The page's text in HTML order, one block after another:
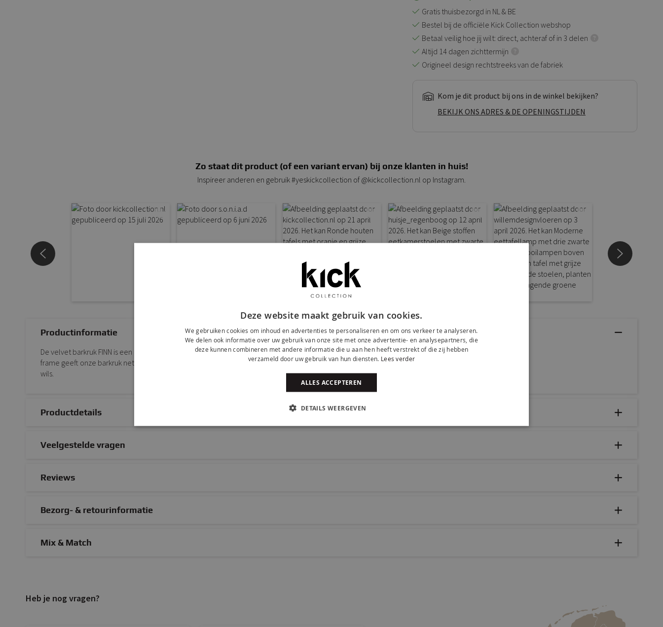
Gratis thuisbezorgd in NL & BE
Bestel bij de officiële Kick Collection webshop
Betaal veilig hoe jij wilt: direct, achteraf of in 3 delen
Altijd 14 dagen zichttermijn
Origineel design rechtstreeks van de fabriek
Kom je dit product bij ons in de winkel bekijken?
BEKIJK ONS ADRES & DE OPENINGSTIJDEN
Zo staat dit product (of een variant ervan) bij onze klanten in huis!
Inspireer anderen en gebruik #yeskickcollection of @kickcollection.nl op Instagram.
Productinformatie
De velvet barkruk FINN is een moderne kruk met een luxe uitstraling. Met zijn velours zitting en stalen
frame geeft onze barkruk net dat beetje extra. Verkrijgbaar in verschillende kleuren dus voor ieder wat
wils.
Productdetails
Veelgestelde vragen
Reviews
Bezorg- & retourinformatie
Mix & Match
Heb je nog vragen?
Deze website maakt gebruik van cookies.
We gebruiken cookies om inhoud en advertenties te personaliseren en om ons verkeer te analyseren.
We delen ook informatie over uw gebruik van onze site met onze advertentie- en analysepartners, die
deze kunnen combineren met andere informatie die u aan hen heeft verstrekt of die zij hebben
verzameld door uw gebruik van hun diensten. Lees verder
ALLES ACCEPTEREN
DETAILS WEERGEVEN